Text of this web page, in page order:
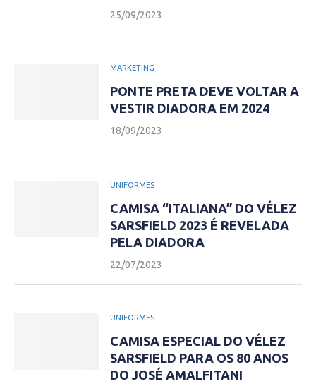
25/09/2023
MARKETING
PONTE PRETA DEVE VOLTAR A
VESTIR DIADORA EM 2024
18/09/2023
UNIFORMES
CAMISA “ITALIANA” DO VÉLEZ
SARSFIELD 2023 É REVELADA
PELA DIADORA
22/07/2023
UNIFORMES
CAMISA ESPECIAL DO VÉLEZ
SARSFIELD PARA OS 80 ANOS
DO JOSÉ AMALFITANI